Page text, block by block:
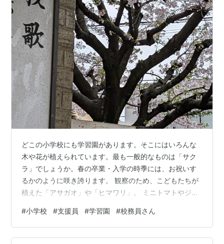
どこの小学校にも学習園があります。そこにはいろんな
木や花が植えられています。最も一般的なものは「サク
ラ」でしょうか。春の卒業・入学の時季には、お祝いす
るかのように咲き誇ります。 観察のため、こどもたちが
植えた「アサガオ」や「ヒマワリ」。 ミニトマトやジャ
育ですね。 そんな中に「ミカン」の木や「キャベツ」。
えっ何のため。 小学校では３年生になると理科の授業で
チョウの観察があります。そしてアゲハチョウはミカン
#小学校 #支援員 #学習園 #校務員さん